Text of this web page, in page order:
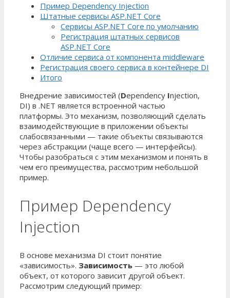
Пример Dependency Injection
Штатные сервисы ASP.NET Core
Сервисы ASP.NET Core по умолчанию
Регистрация штатных сервисов
ASP.NET Core
Отличие сервиса от компонента middleware
Регистрация своего сервиса в контейнере DI
Итого
Внедрение зависимостей (Dependency Injection,
DI) в .NET является встроенной частью
платформы. Это механизм, позволяющий сделать
взаимодействующие в приложении объекты
слабосвязанными — такие объекты связываются
через абстракции (чаще всего — интерфейсы).
Чтобы разобраться с этим механизмом и понять в
чем его преимущества, рассмотрим небольшой
пример.
Пример Dependency
Injection
В основе механизма DI стоит понятие
«зависимость». Зависимость — это любой
объект, от которого зависит другой объект.
Рассмотрим следующий пример: